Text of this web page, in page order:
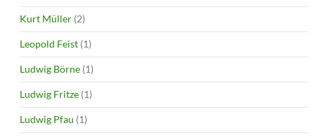
Kurt Müller (2)
Leopold Feist (1)
Ludwig Börne (1)
Ludwig Fritze (1)
Ludwig Pfau (1)